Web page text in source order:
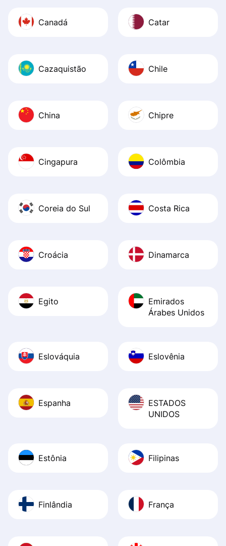
Canadá Catar
Cazaquistão Chile
China Chipre
Cingapura Colômbia
Coreia do Sul Costa Rica
Croácia Dinamarca
Egito
Emirados
Árabes Unidos
Eslováquia Eslovênia
Espanha
ESTADOS
UNIDOS
Estônia Filipinas
Finlândia França